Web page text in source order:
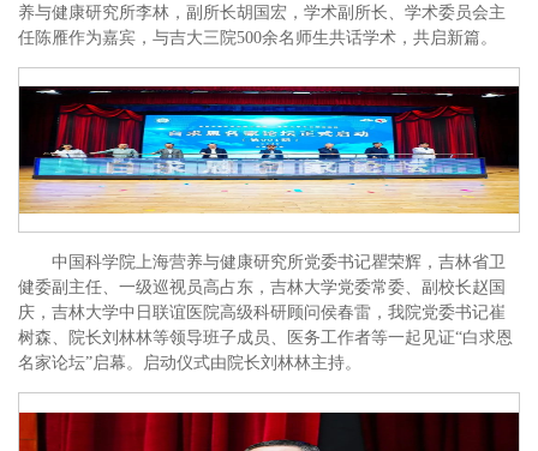
养与健康研究所李林，副所长胡国宏，学术副所长、学术委员会主
任陈雁作为嘉宾，与吉大三院500余名师生共话学术，共启新篇。
中国科学院上海营养与健康研究所党委书记瞿荣辉，吉林省卫
健委副主任、一级巡视员高占东，吉林大学党委常委、副校长赵国
庆，吉林大学中日联谊医院高级科研顾问侯春雷，我院党委书记崔
树森、院长刘林林等领导班子成员、医务工作者等一起见证“白求恩
名家论坛”启幕。启动仪式由院长刘林林主持。